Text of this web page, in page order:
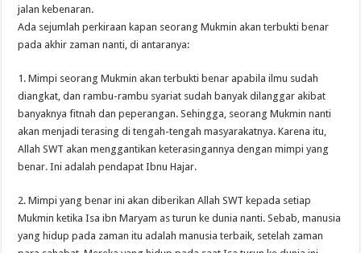
jalan kebenaran.
Ada sejumlah perkiraan kapan seorang Mukmin akan terbukti benar
pada akhir zaman nanti, di antaranya:
1. Mimpi seorang Mukmin akan terbukti benar apabila ilmu sudah
diangkat, dan rambu-rambu syariat sudah banyak dilanggar akibat
banyaknya fitnah dan peperangan. Sehingga, seorang Mukmin nanti
akan menjadi terasing di tengah-tengah masyarakatnya. Karena itu,
Allah SWT akan menggantikan keterasingannya dengan mimpi yang
benar. Ini adalah pendapat Ibnu Hajar.
2. Mimpi yang benar ini akan diberikan Allah SWT kepada setiap
Mukmin ketika Isa ibn Maryam as turun ke dunia nanti. Sebab, manusia
yang hidup pada zaman itu adalah manusia terbaik, setelah zaman